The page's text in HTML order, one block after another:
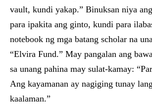
vault, kundi yakap.” Binuksan niya
para ipakita ang ginto, kundi para
notebook ng mga batang scholar na
“Elvira Fund.” May pangalan ang
sa unang pahina may sulat-kamay:
Ang kayamanan ay nagiging tunay
kaalaman.”